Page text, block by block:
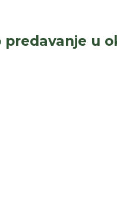
predavanje u